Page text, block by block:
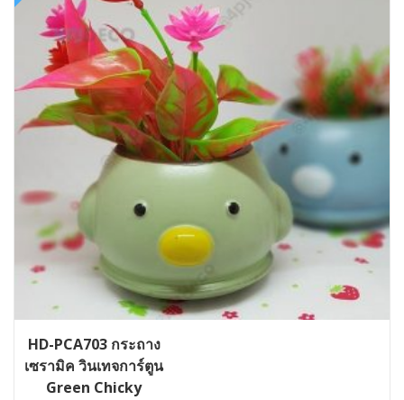
HD-PCA703 กระถาง
เซรามิค วินเทจการ์ตูน
Green Chicky